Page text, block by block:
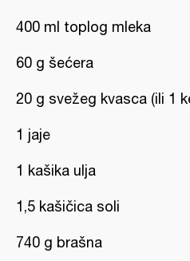
400 ml toplog mleka
60 g šećera
20 g svežeg kvasca (ili 1
1 jaje
1 kašika ulja
1,5 kašičica soli
740 g brašna